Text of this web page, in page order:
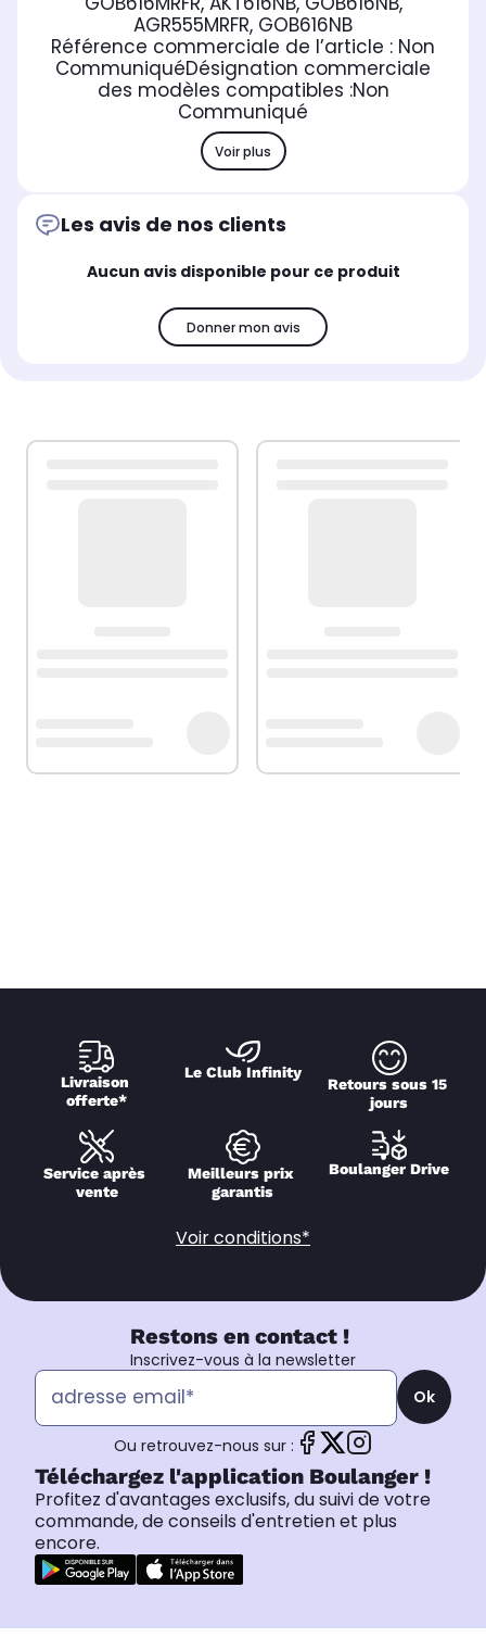
AGR555MRFR, GOB616NB
Référence commerciale de l’article : Non
CommuniquéDésignation commerciale
des modèles compatibles :Non
Communiqué
Voir plus
Les avis de nos clients
Aucun avis disponible pour ce produit
Donner mon avis
Livraison
offerte*
Le Club Infinity
Retours sous 15
jours
Service après
vente
Meilleurs prix
garantis
Boulanger Drive
Voir conditions*
Restons en contact !
Inscrivez-vous à la newsletter
Ok
Ou retrouvez-nous sur :
Téléchargez l'application Boulanger !
Profitez d'avantages exclusifs, du suivi de votre
commande, de conseils d'entretien et plus
encore.